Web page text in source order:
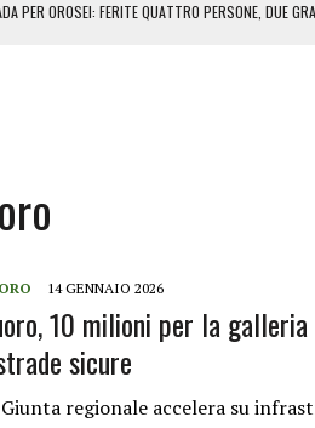
PER OROSEI: FERITE QUATTRO PERSONE, DUE
FOCUS SULLE TRUFFE
14 GENNAIO 2026
10 milioni per la
sicure
regionale accelera su